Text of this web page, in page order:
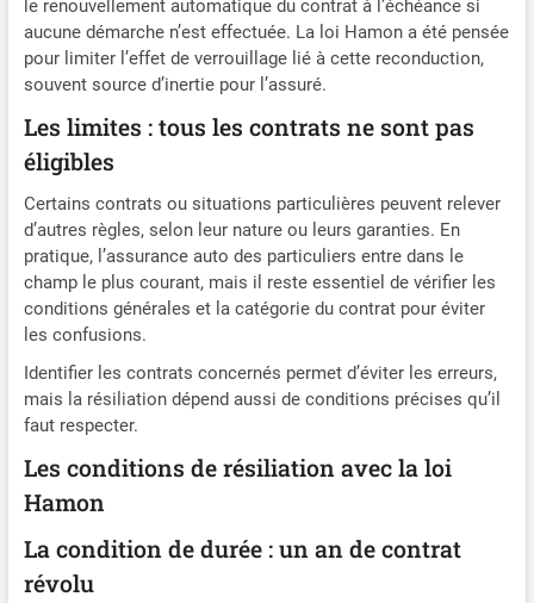
le renouvellement automatique du contrat à l’échéance si
aucune démarche n’est effectuée. La loi Hamon a été pensée
pour limiter l’effet de verrouillage lié à cette reconduction,
souvent source d’inertie pour l’assuré.
Les limites : tous les contrats ne sont pas
éligibles
Certains contrats ou situations particulières peuvent relever
d’autres règles, selon leur nature ou leurs garanties. En
pratique, l’assurance auto des particuliers entre dans le
champ le plus courant, mais il reste essentiel de vérifier les
conditions générales et la catégorie du contrat pour éviter
les confusions.
Identifier les contrats concernés permet d’éviter les erreurs,
mais la résiliation dépend aussi de conditions précises qu’il
faut respecter.
Les conditions de résiliation avec la loi
Hamon
La condition de durée : un an de contrat
révolu